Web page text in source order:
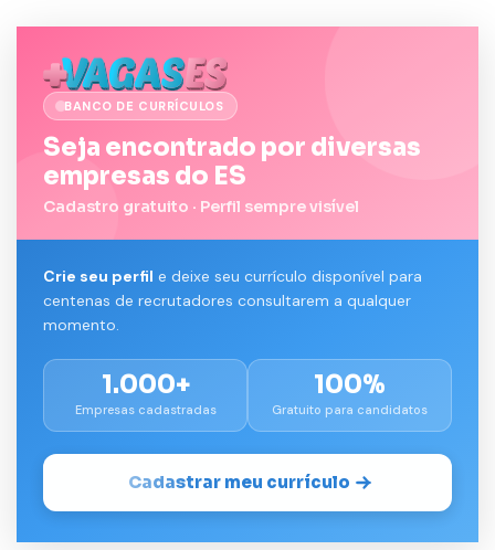
BANCO DE CURRÍCULOS
Seja encontrado por diversas
empresas do ES
Cadastro gratuito · Perfil sempre visível
Crie seu perfil e deixe seu currículo disponível para
centenas de recrutadores consultarem a qualquer
momento.
1.000+
Empresas cadastradas
100%
Gratuito para candidatos
Cadastrar meu currículo